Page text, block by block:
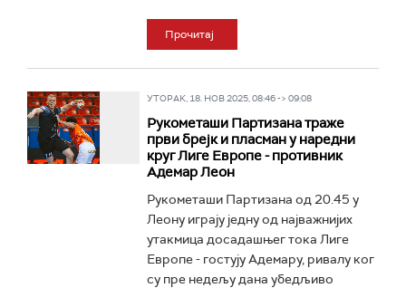
Прочитај
УТОРАК, 18. НОВ 2025, 08:46 -> 09:08
Рукометаши Партизана траже
први брејк и пласман у наредни
круг Лиге Европе - противник
Адемар Леон
Рукометаши Партизана од 20.45 у
Леону играју једну од најважнијих
утакмица досадашњег тока Лиге
Европе - гостују Адемару, ривалу ког
су пре недељу дана убедљиво